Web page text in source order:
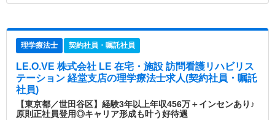
理学療法士 契約社員・嘱託社員
LE.O.VE 株式会社 LE 在宅・施設 訪問看護リハビリス
テーション 経堂支店の理学療法士求人(契約社員・嘱託
社員)
【東京都／世田谷区】経験3年以上年収456万＋インセンあり♪
原則正社員登用◎キャリア形成も叶う好待遇